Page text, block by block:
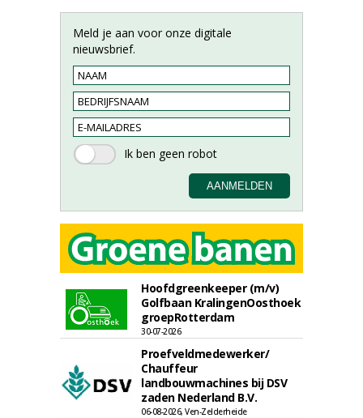
Meld je aan voor onze digitale
nieuwsbrief.
Hoofdgreenkeeper (m/v)
Golfbaan KralingenOosthoek
groepRotterdam
30-07-2026
Proefveldmedewerker/
Chauffeur
landbouwmachines bij DSV
zaden Nederland B.V.
06-08-2026, Ven-Zelderheide